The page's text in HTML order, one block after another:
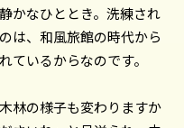
かなひととき。洗練され
は、和風旅館の時代から
ているからなのです。
林の様子も変わりますか